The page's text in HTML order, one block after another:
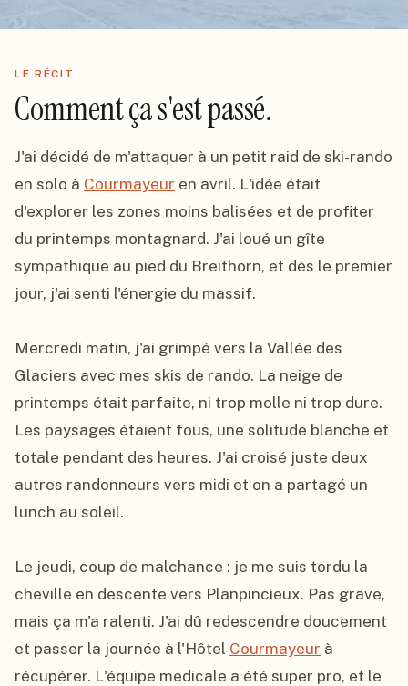
LE RÉCIT
Comment ça s'est passé.
J'ai décidé de m'attaquer à un petit raid de ski-rando
en solo à Courmayeur en avril. L'idée était
d'explorer les zones moins balisées et de profiter
du printemps montagnard. J'ai loué un gîte
sympathique au pied du Breithorn, et dès le premier
jour, j'ai senti l'énergie du massif.
Mercredi matin, j'ai grimpé vers la Vallée des
Glaciers avec mes skis de rando. La neige de
printemps était parfaite, ni trop molle ni trop dure.
Les paysages étaient fous, une solitude blanche et
totale pendant des heures. J'ai croisé juste deux
autres randonneurs vers midi et on a partagé un
lunch au soleil.
Le jeudi, coup de malchance : je me suis tordu la
cheville en descente vers Planpincieux. Pas grave,
mais ça m'a ralenti. J'ai dû redescendre doucement
et passer la journée à l'Hôtel Courmayeur à
récupérer. L'équipe medicale a été super pro, et le